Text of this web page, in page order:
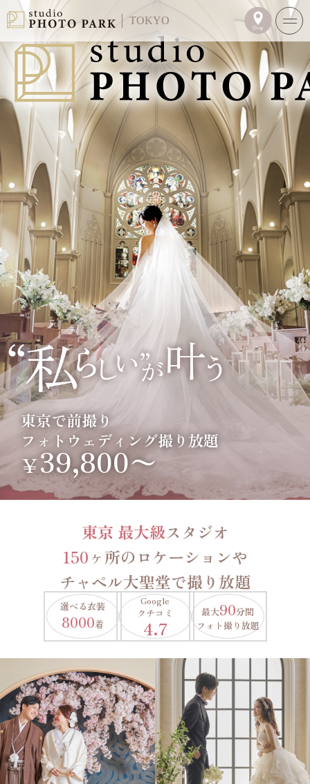
TOKYO
東京で前撮り
フォトウェディング撮り放題
￥39,800〜
東京 最大級スタジオ
150ヶ所のロケーションや
チャペル大聖堂で撮り放題
選べる衣装
8000着
Google
クチコミ
4.7
最大90分間
フォト撮り放題